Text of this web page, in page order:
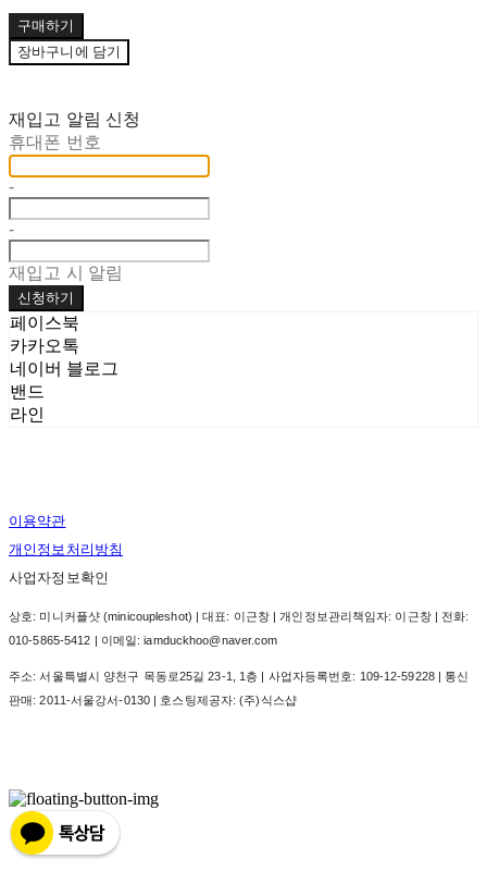
구매하기
장바구니에 담기
재입고 알림 신청
휴대폰 번호
-
-
재입고 시 알림
신청하기
페이스북
카카오톡
네이버 블로그
밴드
라인
이용약관
개인정보처리방침
사업자정보확인
상호: 미니커플샷 (minicoupleshot) | 대표: 이근창 | 개인정보관리책임자: 이근창 | 전화:
010-5865-5412 | 이메일: iamduckhoo@naver.com
주소: 서울특별시 양천구 목동로25길 23-1, 1층 | 사업자등록번호: 109-12-59228| 통신
판매:2011-서울강서-0130 | 호스팅제공자: (주)식스샵